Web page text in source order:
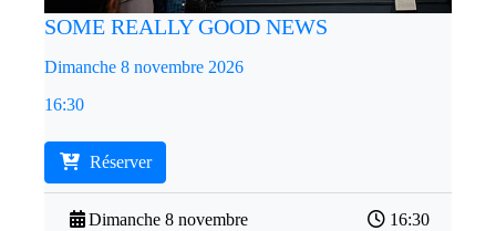
SOME REALLY GOOD NEWS
Dimanche 8 novembre 2026
16:30
Réserver
Dimanche 8 novembre 16:30